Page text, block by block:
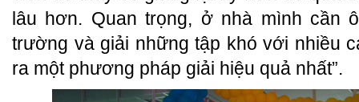
lâu hơn. Quan trọng, ở nhà mình cần
trường và giải những tập khó với nhiều
ra một phương pháp giải hiệu quả nhất”.